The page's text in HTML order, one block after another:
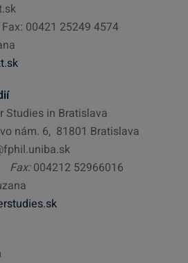
00421 25249 4574
Studies in Bratislava
nám. 6, 81801 Bratislava
Fax:004212 52966016